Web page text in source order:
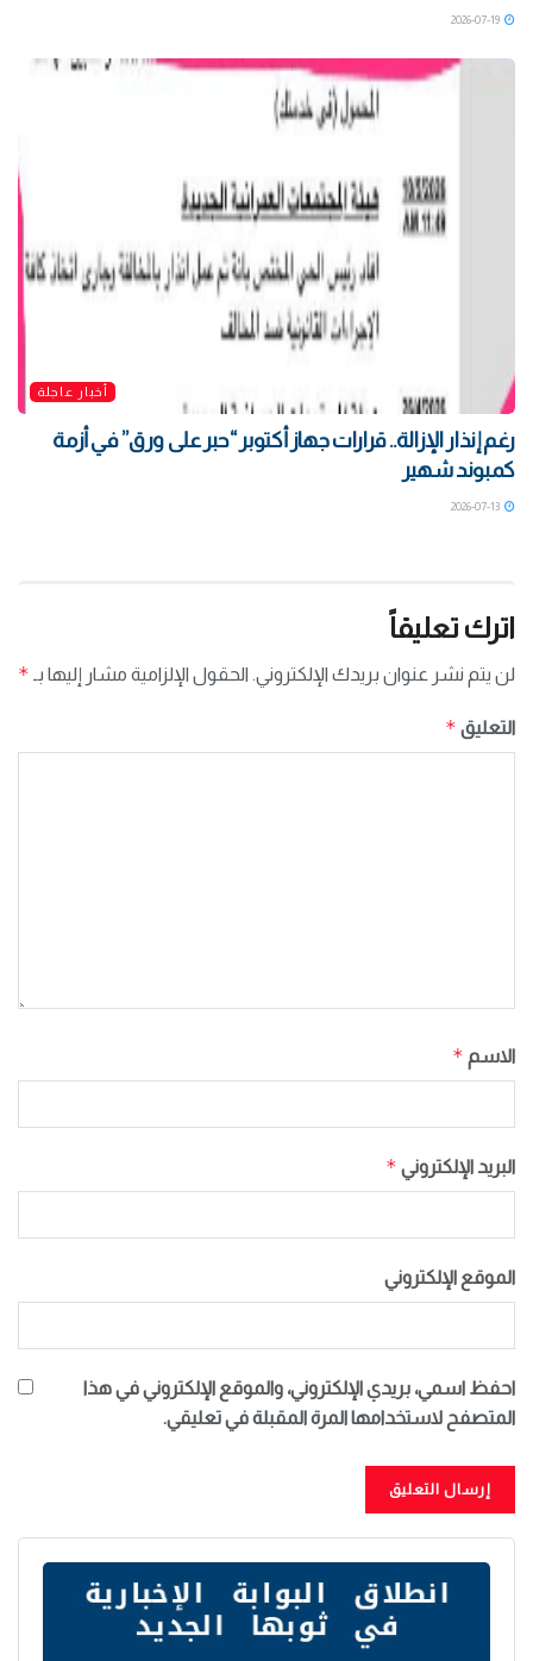
أخبار عاجلة
رغم إنذار الإزالة.. قرارات جهاز أكتوبر “حبر على ورق” في أزمة
كمبوند شهير
اترك تعليقاً
لن يتم نشر عنوان بريدك الإلكتروني. الحقول الإلزامية مشار إليها بـ *
التعليق *
الاسم *
البريد الإلكتروني *
الموقع الإلكتروني
احفظ اسمي، بريدي الإلكتروني، والموقع الإلكتروني في هذا
المتصفح لاستخدامها المرة المقبلة في تعليقي.